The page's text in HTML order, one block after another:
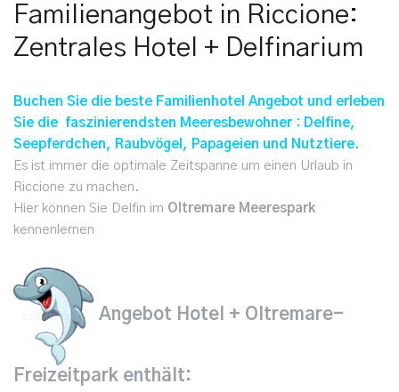
Familienangebot in Riccione:
Zentrales Hotel + Delfinarium
Buchen Sie die beste Familienhotel Angebot und erleben
Sie die faszinierendsten Meeresbewohner : Delfine,
Seepferdchen, Raubvögel, Papageien und Nutztiere.
Es ist immer die optimale Zeitspanne um einen Urlaub in
Riccione zu machen.
Hier können Sie Delfin im Oltremare Meerespark
kennenlernen
Angebot Hotel + Oltremare-
Freizeitpark enthält: